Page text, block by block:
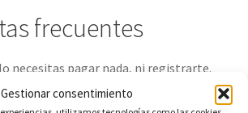
Gestionar consentimiento
frecuentes
necesitas pagar nada, ni registrarte.
— Solo para uso personal